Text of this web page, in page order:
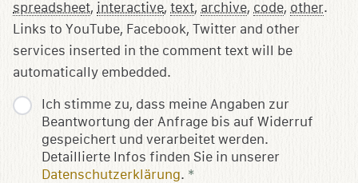
Ich stimme zu, dass meine Angaben zur
Beantwortung der Anfrage bis auf Widerruf
gespeichert und verarbeitet werden.
Detaillierte Infos finden Sie in unserer
Datenschutzerklärung. *
spreadsheet, interactive, text, archive, code, other.
Links to YouTube, Facebook, Twitter and other
services inserted in the comment text will be
automatically embedded.